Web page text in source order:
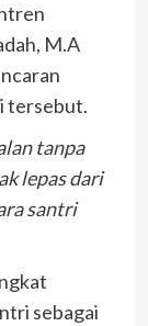
M.A
tersebut.
tanpa
lepas dari
santri
sebagai